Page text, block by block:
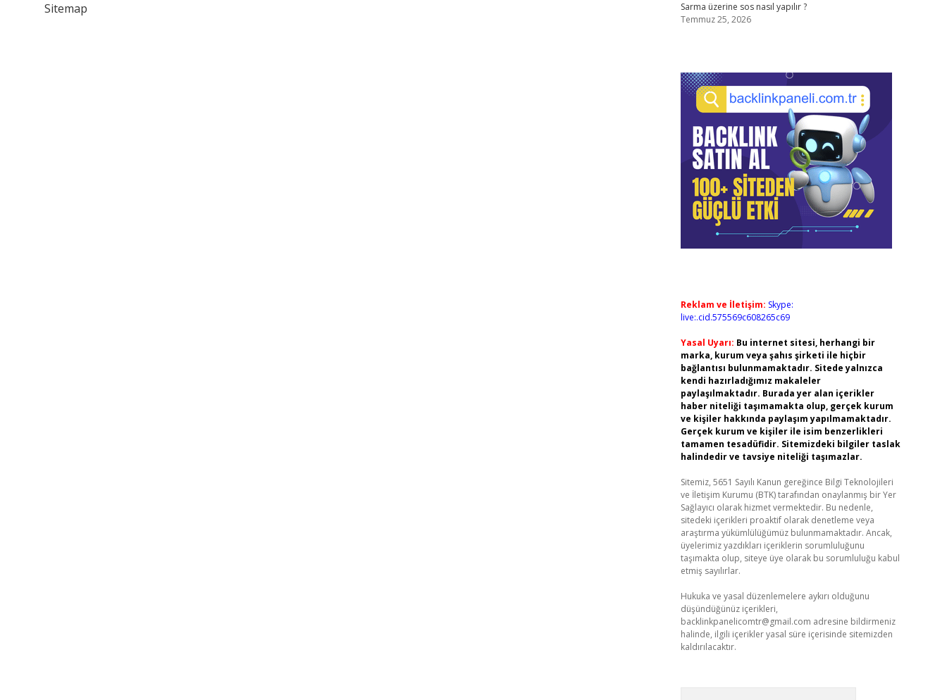
Sitemap
Sarma üzerine sos nasıl yapılır ?
Temmuz 25, 2026
Reklam ve İletişim: Skype:
live:.cid.575569c608265c69
Yasal Uyarı: Bu internet sitesi, herhangi bir
marka, kurum veya şahıs şirketi ile hiçbir
bağlantısı bulunmamaktadır. Sitede yalnızca
kendi hazırladığımız makaleler
paylaşılmaktadır. Burada yer alan içerikler
haber niteliği taşımamakta olup, gerçek kurum
ve kişiler hakkında paylaşım yapılmamaktadır.
Gerçek kurum ve kişiler ile isim benzerlikleri
tamamen tesadüfidir. Sitemizdeki bilgiler taslak
halindedir ve tavsiye niteliği taşımazlar.
Sitemiz, 5651 Sayılı Kanun gereğince Bilgi Teknolojileri
ve İletişim Kurumu (BTK) tarafından onaylanmış bir Yer
Sağlayıcı olarak hizmet vermektedir. Bu nedenle,
sitedeki içerikleri proaktif olarak denetleme veya
araştırma yükümlülüğümüz bulunmamaktadır. Ancak,
üyelerimiz yazdıkları içeriklerin sorumluluğunu
taşımakta olup, siteye üye olarak bu sorumluluğu kabul
etmiş sayılırlar.
Hukuka ve yasal düzenlemelere aykırı olduğunu
düşündüğünüz içerikleri,
backlinkpanelicomtr@gmail.com adresine bildirmeniz
halinde, ilgili içerikler yasal süre içerisinde sitemizden
kaldırılacaktır.